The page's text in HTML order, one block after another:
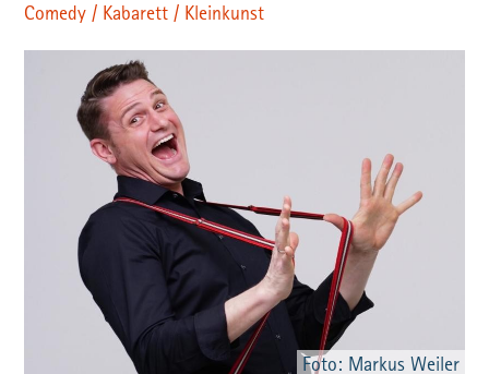
Foto: Markus Weiler
Comedy / Kabarett / Kleinkunst